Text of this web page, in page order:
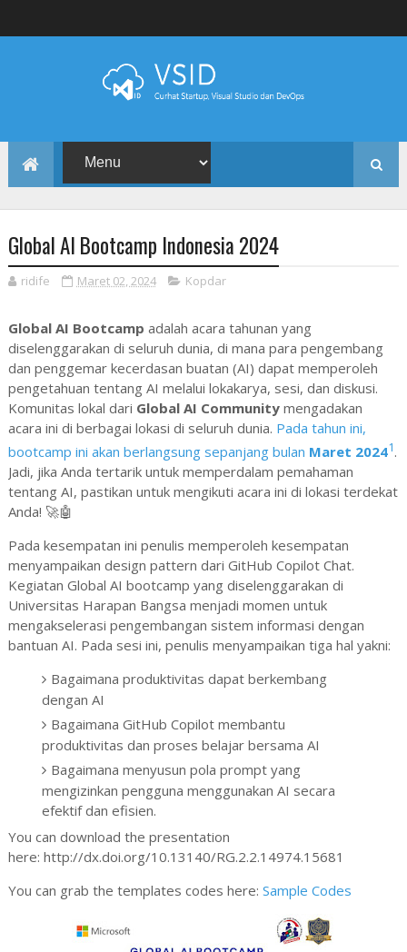
Global AI Bootcamp Indonesia 2024
ridife Maret 02, 2024 Kopdar
Global AI Bootcamp adalah acara tahunan yang
diselenggarakan di seluruh dunia, di mana para pengembang
dan penggemar kecerdasan buatan (AI) dapat memperoleh
pengetahuan tentang AI melalui lokakarya, sesi, dan diskusi.
Komunitas lokal dari Global AI Communitymengadakan
acara ini di berbagai lokasi di seluruh dunia. Pada tahun ini,
bootcamp ini akan berlangsung sepanjang bulan Maret 20241.
Jadi, jika Anda tertarik untuk memperdalam pemahaman
tentang AI, pastikan untuk mengikuti acara ini di lokasi terdekat
Anda! 🚀🤖
Pada kesempatan ini penulis memperoleh kesempatan
menyampaikan design pattern dari GitHub Copilot Chat.
Kegiatan Global AI bootcamp yang diselenggarakan di
Universitas Harapan Bangsa menjadi momen untuk
mengakselerasi pengembangan sistem informasi dengan
bantuan AI. Pada sesi ini, penulis menyampaikan tiga hal yakni:
Bagaimana produktivitas dapat berkembang
dengan AI
Bagaimana GitHub Copilot membantu
produktivitas dan proses belajar bersama AI
Bagaimana menyusun pola prompt yang
mengizinkan pengguna menggunakan AI secara
efektif dan efisien.
You can download the presentation
here: http://dx.doi.org/10.13140/RG.2.2.14974.15681
You can grab the templates codes here: Sample Codes